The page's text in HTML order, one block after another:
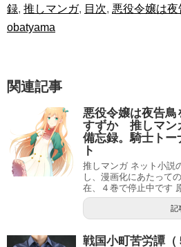
録, 推しマンガ, 目次, 悪役令嬢は夜
obatyama
関連記事
悪役令嬢は夜告
すずか 推しマン
備忘録。騎士ト
ト
推しマンガ ネット小説
し、漫画化にあたって
在、４巻で停止中です
記
戦国小町苦労譚